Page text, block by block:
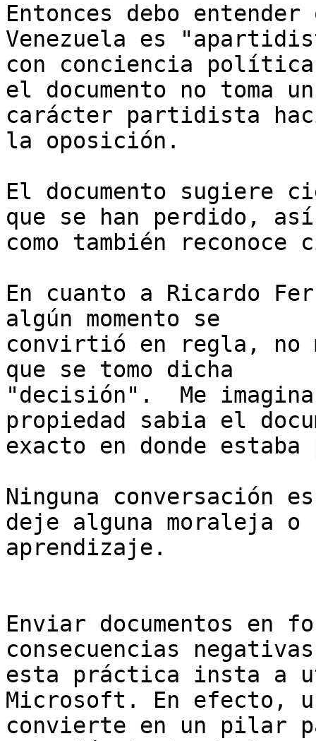
Entonces debo
Venezuela es
con conciencia
el documento no toma un
carácter partidista
la oposición.
El documento sugiere
que se han perdido, así
como también
En cuanto a Ricardo
algún momento se
convirtió en regla, no
que se tomo dicha
"decisión".  Me
propiedad sabia el
exacto en donde
Ninguna conversación
deje alguna moraleja o
aprendizaje.
Enviar documentos en
consecuencias
esta práctica insta a
Microsoft. En efecto,
convierte en un pilar